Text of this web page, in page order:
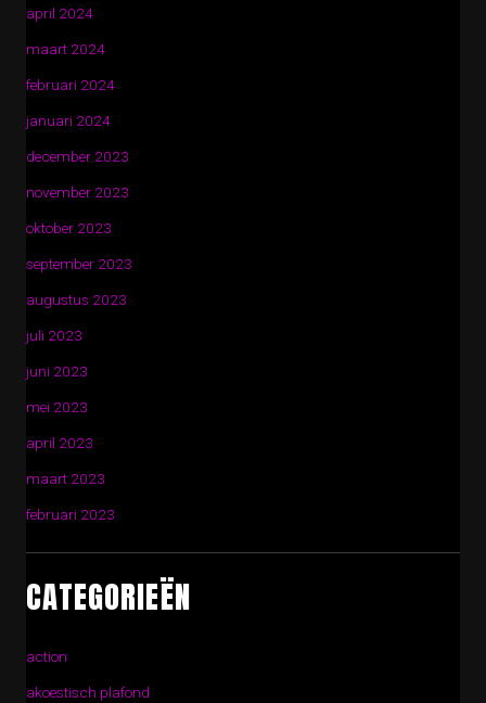
april 2024
maart 2024
februari 2024
januari 2024
december 2023
november 2023
oktober 2023
september 2023
augustus 2023
juli 2023
juni 2023
mei 2023
april 2023
maart 2023
februari 2023
CATEGORIEËN
action
akoestisch plafond